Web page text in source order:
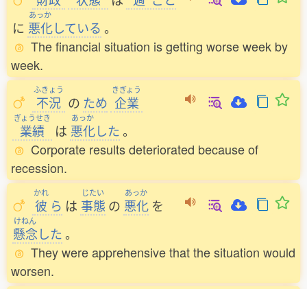
に
あっか
悪化している 。
The financial situation is getting worse week by
week.
ふきょう
不況 の ため
きぎょう
企業
ぎょうせき
業績 は
あっか
悪化した。
Corporate results deteriorated because of
recession.
かれ
彼 ら は
じたい
事態 の
あっか
悪化 を
けねん
懸念した。
They were apprehensive that the situation would
worsen.